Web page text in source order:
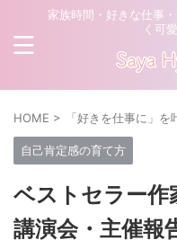
家族時間・好きな仕事
く可
HOME > 「好きを仕事に」
自己肯定感の育て方
ベストセラー作
講演会・主催報